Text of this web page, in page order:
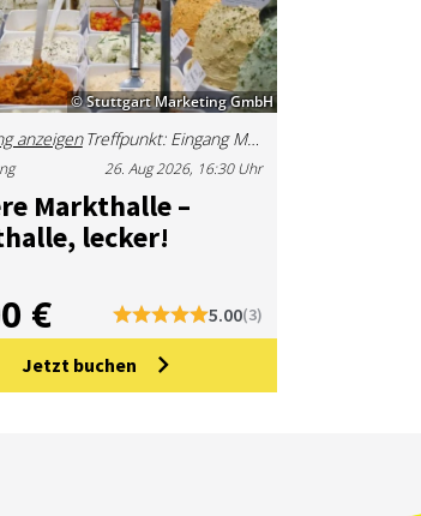
© Stuttgart Marketing GmbH
anzeigen Treffpunkt: Eingang Merz und Benzing, Sporerstraße, 70173 Stuttgart
Markt­hal­le –
le­cker!
26. Aug 2026, 16:30 Uhr
€ 5.00(3)
Jetzt buchen